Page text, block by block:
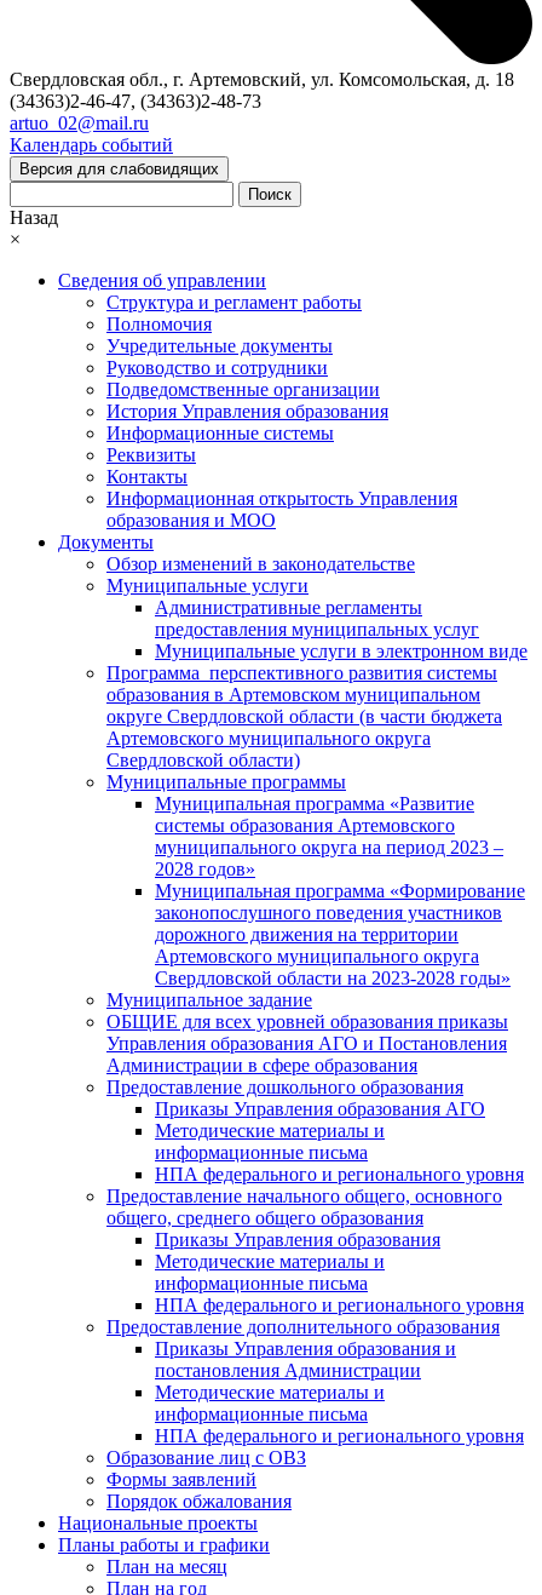
Свердловская обл., г. Артемовский, ул. Комсомольская, д. 18
(34363)2-46-47, (34363)2-48-73
artuo_02@mail.ru
Календарь событий
Версия для слабовидящих
Поиск
Назад
×
Сведения об управлении
Структура и регламент работы
Полномочия
Учредительные документы
Руководство и сотрудники
Подведомственные организации
История Управления образования
Информационные системы
Реквизиты
Контакты
Информационная открытость Управления
образования и МОО
Документы
Обзор изменений в законодательстве
Муниципальные услуги
Административные регламенты
предоставления муниципальных услуг
Муниципальные услуги в электронном виде
Программа перспективного развития системы
образования в Артемовском муниципальном
округе Свердловской области (в части бюджета
Артемовского муниципального округа
Свердловской области)
Муниципальные программы
Муниципальная программа «Развитие
системы образования Артемовского
муниципального округа на период 2023 –
2028 годов»
Муниципальная программа «Формирование
законопослушного поведения участников
дорожного движения на территории
Артемовского муниципального округа
Свердловской области на 2023-2028 годы»
Муниципальное задание
ОБЩИЕ для всех уровней образования приказы
Управления образования АГО и Постановления
Администрации в сфере образования
Предоставление дошкольного образования
Приказы Управления образования АГО
Методические материалы и
информационные письма
НПА федерального и регионального уровня
Предоставление начального общего, основного
общего, среднего общего образования
Приказы Управления образования
Методические материалы и
информационные письма
НПА федерального и регионального уровня
Предоставление дополнительного образования
Приказы Управления образования и
постановления Администрации
Методические материалы и
информационные письма
НПА федерального и регионального уровня
Образование лиц с ОВЗ
Формы заявлений
Порядок обжалования
Национальные проекты
Планы работы и графики
План на месяц
План на год